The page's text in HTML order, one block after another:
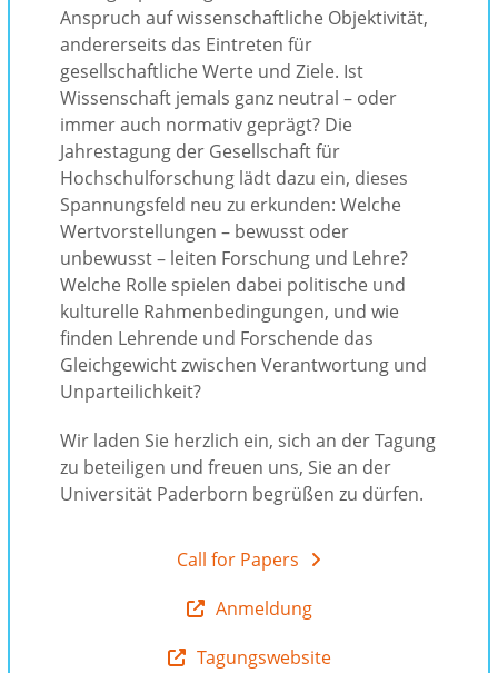
Anspruch auf wissenschaftliche Objektivität,
andererseits das Eintreten für
gesellschaftliche Werte und Ziele. Ist
Wissenschaft jemals ganz neutral – oder
immer auch normativ geprägt? Die
Jahrestagung der Gesellschaft für
Hochschulforschung lädt dazu ein, dieses
Spannungsfeld neu zu erkunden: Welche
Wertvorstellungen – bewusst oder
unbewusst – leiten Forschung und Lehre?
Welche Rolle spielen dabei politische und
kulturelle Rahmenbedingungen, und wie
finden Lehrende und Forschende das
Gleichgewicht zwischen Verantwortung und
Unparteilichkeit?
Wir laden Sie herzlich ein, sich an der Tagung
zu beteiligen und freuen uns, Sie an der
Universität Paderborn begrüßen zu dürfen.
Call for Papers
Anmeldung
Tagungswebsite